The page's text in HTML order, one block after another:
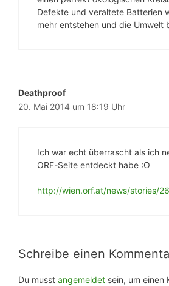
Defekte und veraltete Batterien
mehr entstehen und die Umwelt
Deathproof
20. Mai 2014 um 18:19 Uhr
Ich war echt überrascht als ich
ORF-Seite entdeckt habe :O
http://wien.orf.at/news/stories/
Schreibe einen
Du musst angemeldet sein, um einen